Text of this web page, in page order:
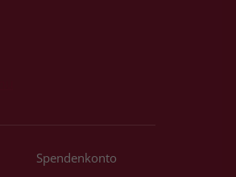
Spendenkonto